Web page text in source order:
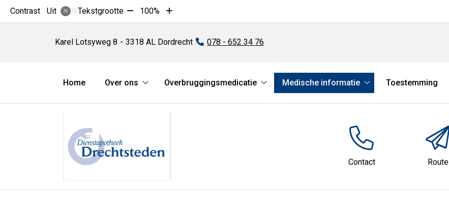
Contrast Uit Tekstgrootte Tekst
10%
100%
Tekst
10%
DrechtstedenKarel Lotsyweg 8 3318 AL Dordrecht Tel:
078 - 652 34 76
Hoofdmenu
Home
Over ons
ons
Overbruggingsmedicatie
Overbruggingsmedicatie
submenu
Medische informatie
Medische
informatie
Toestemming
Contact Route